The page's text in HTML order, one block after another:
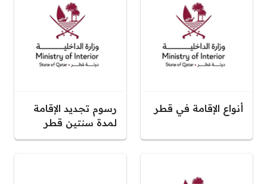
أنواع الإقامة في قطر
رسوم تجديد الإقامة
لمدة سنتين قطر